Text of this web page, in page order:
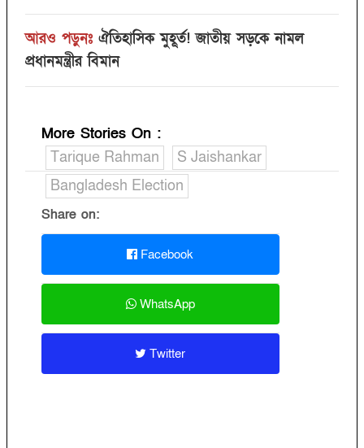
আরও পড়ুনঃ ঐতিহাসিক মুহূর্ত! জাতীয় সড়কে নামল
প্রধানমন্ত্রীর বিমান
More Stories On :
Tarique Rahman
S Jaishankar
Bangladesh Election
Share on:
Facebook
WhatsApp
Twitter